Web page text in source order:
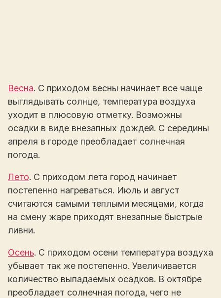
Весна. С приходом весны начинает все чаще
выглядывать солнце, температура воздуха
уходит в плюсовую отметку. Возможны
осадки в виде внезапных дождей. С середины
апреля в городе преобладает солнечная
погода.
Лето. С приходом лета город начинает
постепенно нагреваться. Июль и август
считаются самыми теплыми месяцами, когда
на смену жаре приходят внезапные быстрые
ливни.
Осень. С приходом осени температура воздуха
убывает так же постепенно. Увеличивается
количество выпадаемых осадков. В октябре
преобладает солнечная погода, чего не